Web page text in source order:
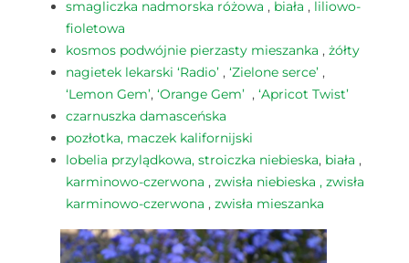
smagliczka nadmorska różowa , biała , liliowo-
fioletowa
kosmos podwójnie pierzasty mieszanka , żółty
nagietek lekarski ‘Radio’ , ‘Zielone serce’ ,
‘Lemon Gem’, ‘Orange Gem’ , ‘Apricot Twist’
czarnuszka damasceńska
pozłotka, maczek kalifornijski
lobelia przylądkowa, stroiczka niebieska, biała ,
karminowo-czerwona , zwisła niebieska , zwisła
karminowo-czerwona , zwisła mieszanka